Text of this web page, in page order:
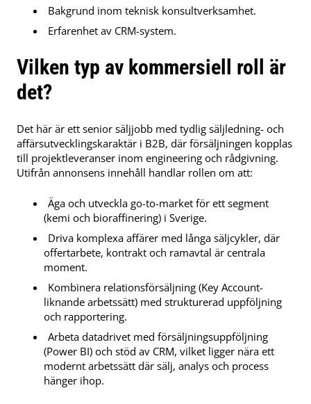
Bakgrund inom teknisk konsultverksamhet.
Erfarenhet av CRM-system.
Vilken typ av kommersiell roll är
det?
Det här är ett senior säljjobb med tydlig säljledning- och
affärsutvecklingskaraktär i B2B, där försäljningen kopplas
till projektleveranser inom engineering och rådgivning.
Utifrån annonsens innehåll handlar rollen om att:
Äga och utveckla go-to-market för ett segment
(kemi och bioraffinering) i Sverige.
Driva komplexa affärer med långa säljcykler, där
offertarbete, kontrakt och ramavtal är centrala
moment.
Kombinera relationsförsäljning (Key Account-
liknande arbetssätt) med strukturerad uppföljning
och rapportering.
Arbeta datadrivet med försäljningsuppföljning
(Power BI) och stöd av CRM, vilket ligger nära ett
modernt arbetssätt där sälj, analys och process
hänger ihop.